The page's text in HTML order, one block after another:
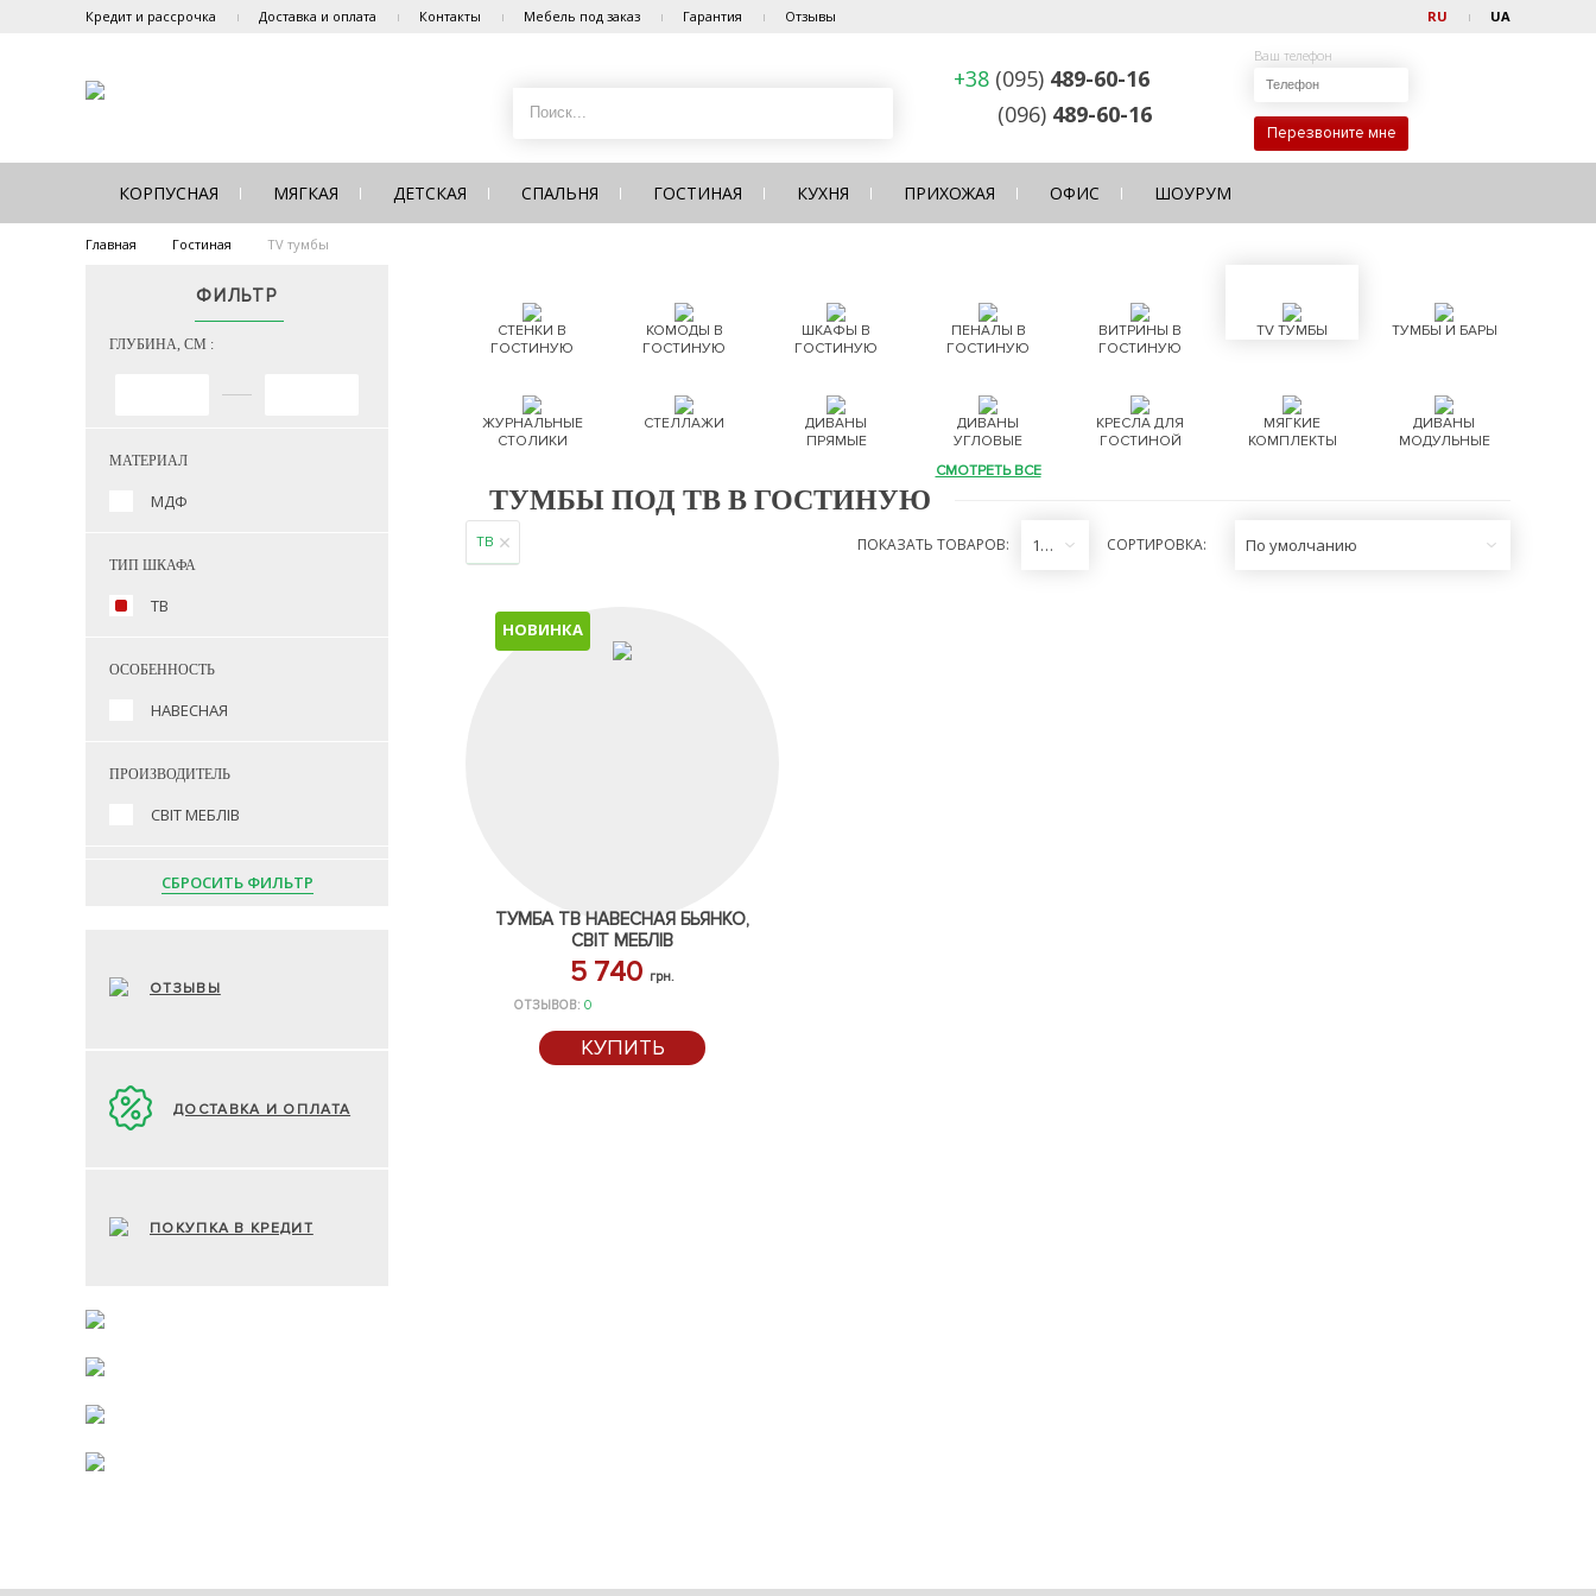
Кредит и рассрочка Доставка и оплата Контакты Мебель под заказ Гарантия Отзывы RU UA
+38 (095) 489-60-16
(096) 489-60-16
Ваш телефон
Перезвоните мне
КОРПУСНАЯ МЯГКАЯ ДЕТСКАЯ СПАЛЬНЯ ГОСТИНАЯ КУХНЯ ПРИХОЖАЯ ОФИС ШОУРУМ
Главная Гостиная TV тумбы
ФИЛЬТР
ГЛУБИНА, СМ :
МАТЕРИАЛ
МДФ
ТИП ШКАФА
ТВ
ОСОБЕННОСТЬ
НАВЕСНАЯ
ПРОИЗВОДИТЕЛЬ
СВІТ МЕБЛІВ
СБРОСИТЬ ФИЛЬТР
ОТЗЫВЫ
ДОСТАВКА И ОПЛАТА
ПОКУПКА В КРЕДИТ
СТЕНКИ В
ГОСТИНУЮ
КОМОДЫ В
ГОСТИНУЮ
ШКАФЫ В
ГОСТИНУЮ
ПЕНАЛЫ В
ГОСТИНУЮ
ВИТРИНЫ В
ГОСТИНУЮ
TV ТУМБЫ ТУМБЫ И БАРЫ
ЖУРНАЛЬНЫЕ
СТОЛИКИ
СТЕЛЛАЖИ
ДИВАНЫ
ПРЯМЫЕ
ДИВАНЫ
УГЛОВЫЕ
КРЕСЛА ДЛЯ
ГОСТИНОЙ
МЯГКИЕ
КОМПЛЕКТЫ
ДИВАНЫ
МОДУЛЬНЫЕ
СМОТРЕТЬ ВСЕ
ТУМБЫ ПОД ТВ В ГОСТИНУЮ
ТВ ПОКАЗАТЬ ТОВАРОВ: 12 СОРТИРОВКА: По умолчанию
НОВИНКА
ТУМБА ТВ НАВЕСНАЯ БЬЯНКО,
СВІТ МЕБЛІВ
5 740 грн.
ОТЗЫВОВ: 0
КУПИТЬ